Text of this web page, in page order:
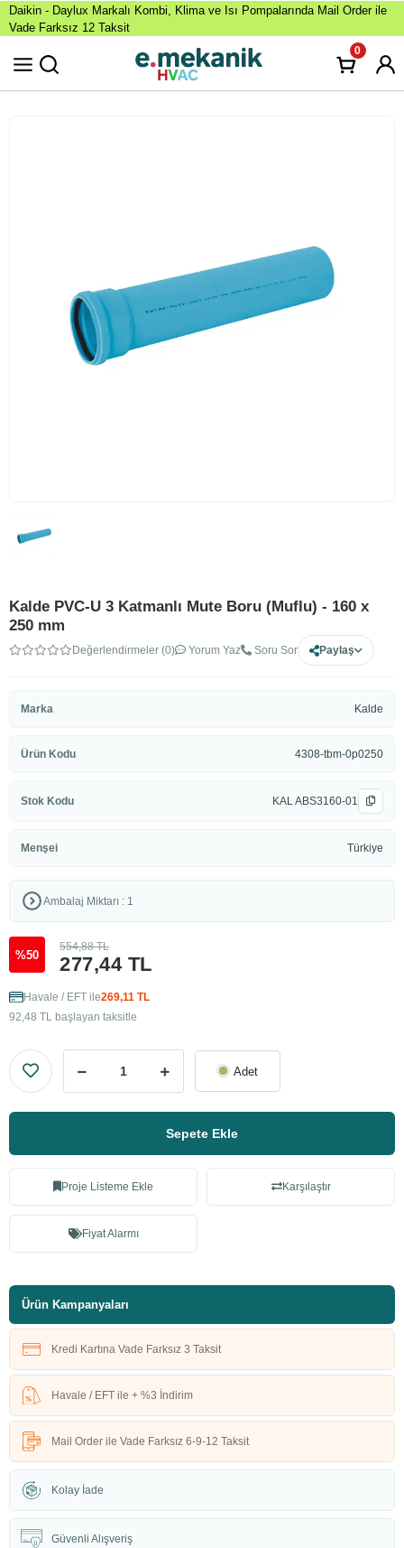
Daikin - Daylux Markalı Kombi, Klima ve Isı Pompalarında Mail Order ile
Vade Farksız 12 Taksit
0
Kalde PVC-U 3 Katmanlı Mute Boru (Muflu) - 160 x
250 mm
Değerlendirmeler (0) Yorum Yaz Soru Sor Paylaş
Marka Kalde
Ürün Kodu 4308-tbm-0p0250
Stok Kodu KAL ABS3160-01
Menşei Türkiye
Ambalaj Miktarı : 1
%50 277,44 TL
554,88 TL
Havale / EFT ile269,11 TL
92,48 TL başlayan taksitle
Adet
Sepete Ekle
Proje Listeme Ekle Karşılaştır
Fiyat Alarmı
Ürün Kampanyaları
Kredi Kartına Vade Farksız 3 Taksit
Havale / EFT ile + %3 İndirim
Mail Order ile Vade Farksız 6-9-12 Taksit
Kolay İade
Güvenli Alışveriş